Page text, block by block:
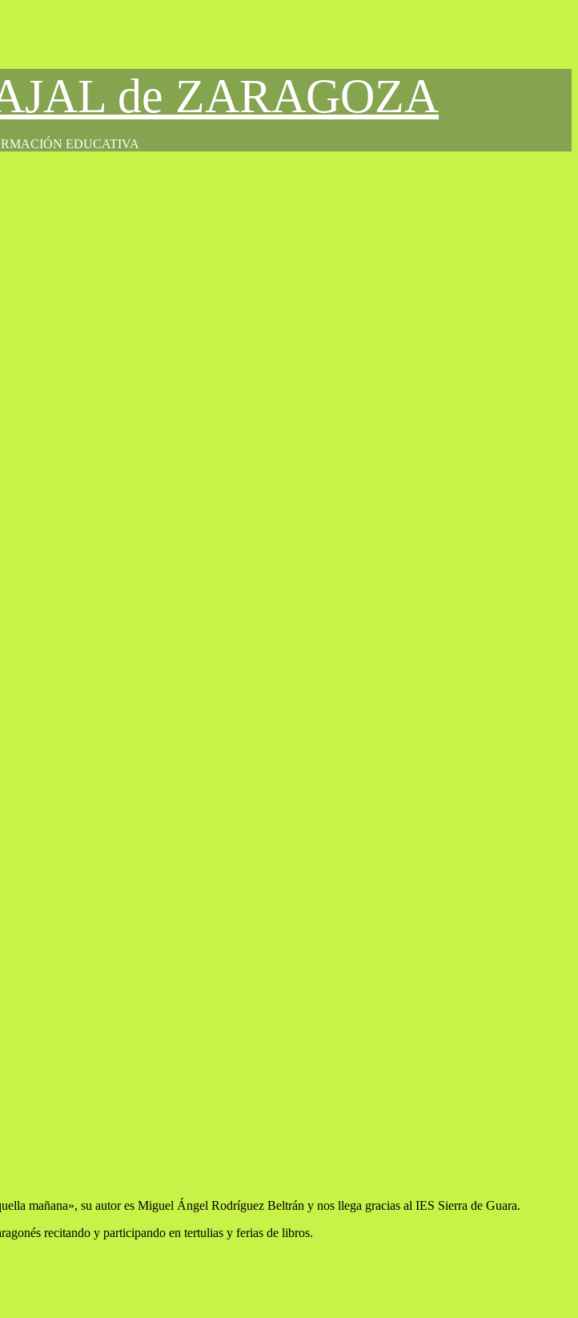
de ZARAGOZA
EDUCATIVA
mañana», su autor es Miguel Ángel Rodríguez Beltrán y nos llega gracias al IES Sierra de Guara.
recitando y participando en tertulias y ferias de libros.